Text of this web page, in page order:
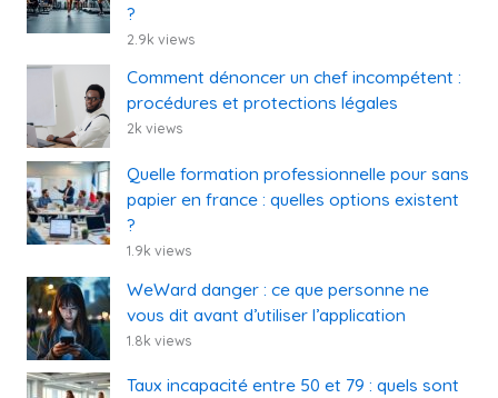
?
2.9k views
Comment dénoncer un chef incompétent :
procédures et protections légales
2k views
Quelle formation professionnelle pour sans
papier en france : quelles options existent
?
1.9k views
WeWard danger : ce que personne ne
vous dit avant d’utiliser l’application
1.8k views
Taux incapacité entre 50 et 79 : quels sont